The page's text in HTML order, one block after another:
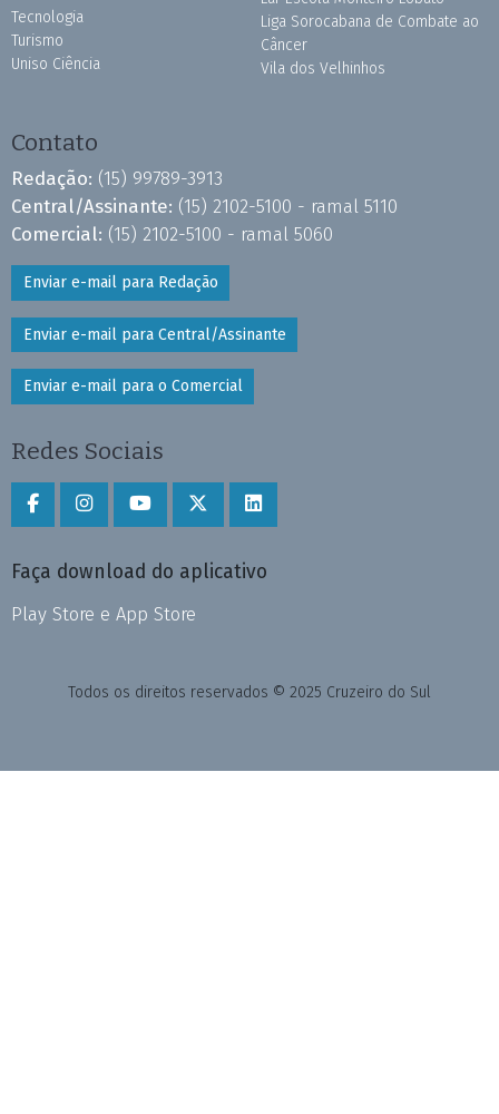
Tecnologia
Turismo
Uniso Ciência
Liga Sorocabana de Combate ao
Câncer
Vila dos Velhinhos
Contato
Redação: (15) 99789-3913
Central/Assinante: (15) 2102-5100 - ramal 5110
Comercial: (15) 2102-5100 - ramal 5060
Enviar e-mail para Redação
Enviar e-mail para Central/Assinante
Enviar e-mail para o Comercial
Redes Sociais
Faça download do aplicativo
Play Store e App Store
Todos os direitos reservados © 2025 Cruzeiro do Sul